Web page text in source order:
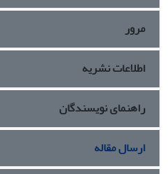
مرور
اطلاعات نشریه
راهنمای نویسندگان
ارسال مقاله